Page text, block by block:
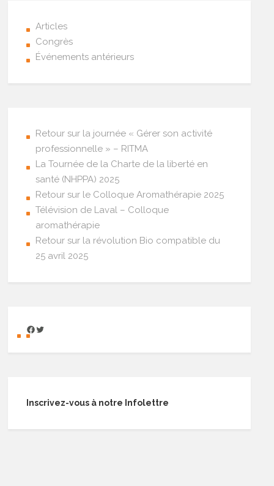
Articles
Congrès
Événements antérieurs
Retour sur la journée « Gérer son activité
professionnelle » – RITMA
La Tournée de la Charte de la liberté en
santé (NHPPA) 2025
Retour sur le Colloque Aromathérapie 2025
Télévision de Laval – Colloque
aromathérapie
Retour sur la révolution Bio compatible du
25 avril 2025
Inscrivez-vous à notre Infolettre